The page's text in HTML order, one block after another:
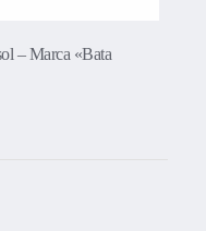
– Marca «Bata